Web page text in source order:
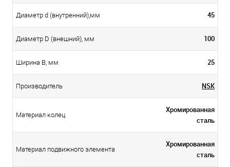
Диаметр d (внутренний),мм 45
Диаметр D (внешний), мм 100
Ширина B, мм 25
Производитель NSK
Материал колец
Хромированная
сталь
Материал подвижного элемента
Хромированная
сталь